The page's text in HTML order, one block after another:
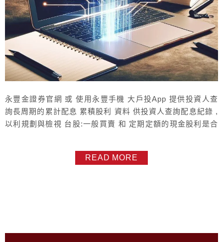
永豐金證券官網 或 使用永豐手機 大戶投App 提供投資人查
詢長周期的累計配息 累積股利 資料 供投資人查詢配息紀錄 ,
以利規劃與檢視 台股:一般買賣 和 定期定額的現金股利是合
帳務 >>我的豐存股 >>選 台股帳號 >>股利，或 手機大戶投
READ MORE